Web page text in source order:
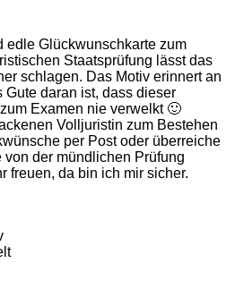
edle Glückwunschkarte zum
Staatsprüfung lässt das
schlagen. Das Motiv erinnert an
daran ist, dass dieser
Examen nie verwelkt 🙂
Volljuristin zum Bestehen
per Post oder überreiche
der mündlichen Prüfung
freuen, da bin ich mir sicher.